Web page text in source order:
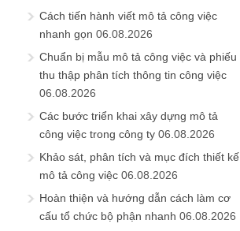
Cách tiến hành viết mô tả công việc
nhanh gọn 06.08.2026
Chuẩn bị mẫu mô tả công việc và phiếu
thu thập phân tích thông tin công việc
06.08.2026
Các bước triển khai xây dựng mô tả
công việc trong công ty 06.08.2026
Khảo sát, phân tích và mục đích thiết kế
mô tả công việc 06.08.2026
Hoàn thiện và hướng dẫn cách làm cơ
cấu tổ chức bộ phận nhanh 06.08.2026